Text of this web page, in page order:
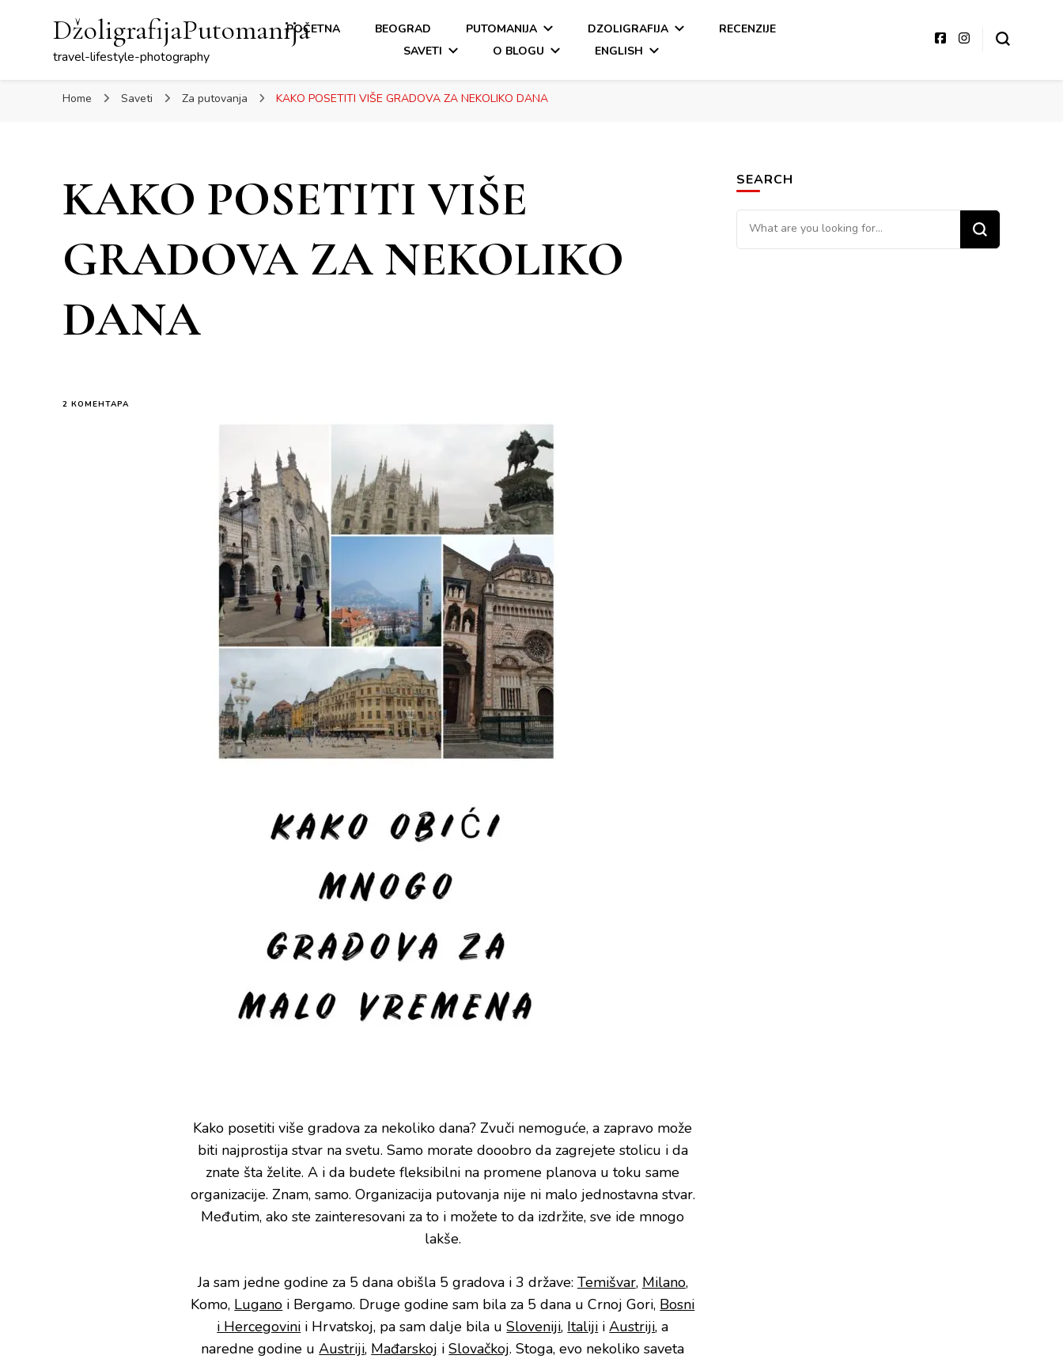
DžoligrafijaPutomanija
travel-lifestyle-photography
POČETNA BEOGRAD PUTOMANIJA DZOLIGRAFIJA
RECENZIJE
SAVETI
O BLOGU ENGLISH
Home Saveti Za putovanja KAKO POSETITI VIŠE GRADOVA ZA NEKOLIKO DANA
KAKO POSETITI VIŠE
GRADOVA ZA NEKOLIKO
DANA
2 КОМЕНТАРАНА
Kako posetiti više gradova za nekoliko dana? Zvuči nemoguće, a zapravo može
biti najprostija stvar na svetu. Samo morate dooobro da zagrejete stolicu i da
znate šta želite. A i da budete fleksibilni na promene planova u toku same
organizacije. Znam, samo. Organizacija putovanja nije ni malo jednostavna stvar.
Međutim, ako ste zainteresovani za to i možete to da izdržite, sve ide mnogo
lakše.
Ja sam jedne godine za 5 dana obišla 5 gradova i 3 države: Temišvar, Milano,
Komo, Lugano i Bergamo. Druge godine sam bila za 5 dana u Crnoj Gori, Bosni
i Hercegovini i Hrvatskoj, pa sam dalje bila uSloveniji, Italiji iAustriji, a
naredne godine uAustriji, Mađarskoj iSlovačkoj. Stoga, evo nekoliko saveta
SEARCH
Looking
for